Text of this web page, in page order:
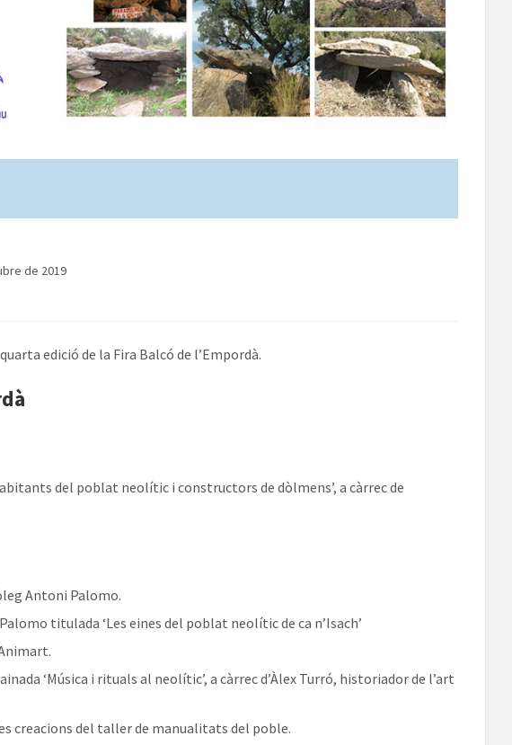
de 2019
edició de la Fira Balcó de l’Empordà.
del poblat neolític i constructors de dòlmens’, a càrrec de
Antoni Palomo.
titulada ‘Les eines del poblat neolític de ca n’Isach’
‘Música i rituals al neolític’, a càrrec d’Àlex Turró, historiador de l’art
creacions del taller de manualitats del poble.